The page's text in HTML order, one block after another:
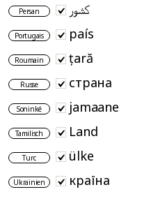
Persan کشور
Portugais país
Roumain țară
Russe страна
Soninké jamaane
Tamilisch Land
Turc ülke
Ukrainien країна